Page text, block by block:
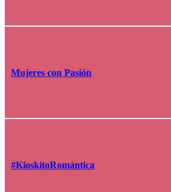
Mujeres con Pasión
#KioskitoRomántica